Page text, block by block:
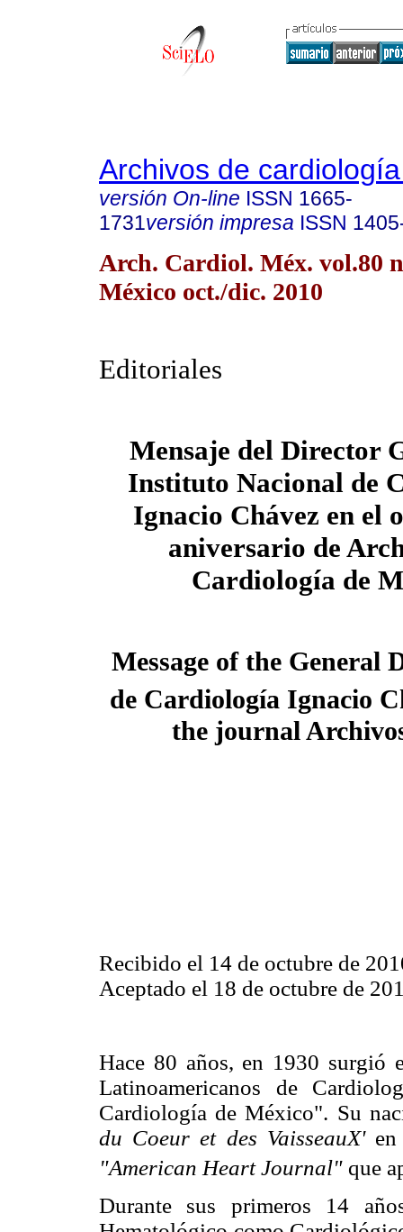
Archivos de
versión On-line ISSN 1665-
1731versión impresa ISSN
Arch. Cardiol. Méx. vol.80
México oct./dic. 2010
Editoriales
Mensaje del Director
Instituto Nacional de
Ignacio Chávez en el
aniversario de
Cardiología de
Message of the
de Cardiología Ignacio
the journal
Recibido el 14 de octubre de
Aceptado el 18 de octubre de
Hace 80 años, en 1930 surgió
Latinoamericanos de
Cardiología de México". Su
du Coeur et des VaisseauX'
"American Heart Journal" que
Durante sus primeros 14